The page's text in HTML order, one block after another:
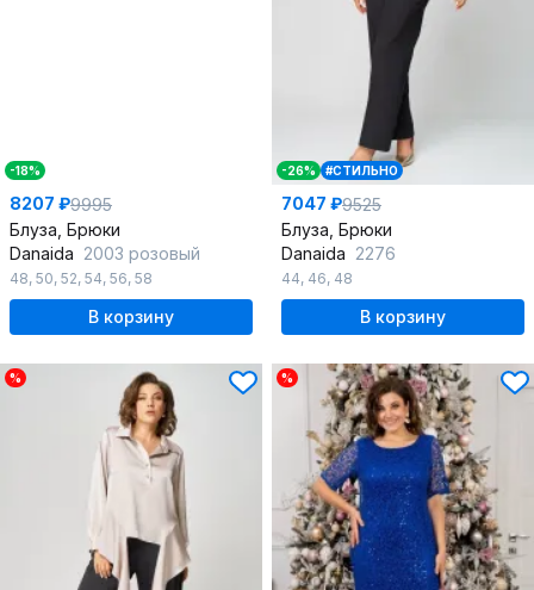
-18%
8207 ₽9995
Блуза, Брюки
Danaida 2003 розовый
48, 50, 52, 54, 56, 58
В корзину
-26% #СТИЛЬНО
7047 ₽9525
Блуза, Брюки
Danaida 2276
44, 46, 48
В корзину
% %